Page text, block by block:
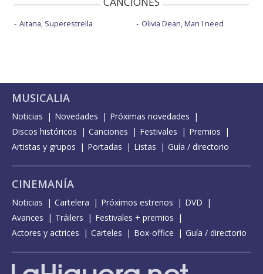
Aitana, Superestrella Olivia Dean, Man I need
MUSICALIA
Noticias Novedades
Próximas novedades
Discos históricos
Canciones Festivales
Premios
Artistas y grupos
Portadas Listas Guía / directorio
CINEMANÍA
Noticias Cartelera Próximos estrenos
DVD
Avances
Tráilers
Festivales + premios
Actores y actrices
Carteles Box-office Guía / directorio